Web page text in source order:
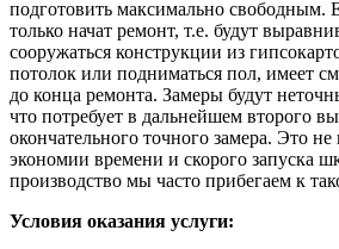
подготовить максимально свободным.
только начат ремонт, т.е. будут
сооружаться конструкции из
потолок или подниматься пол, имеет
до конца ремонта. Замеры будут
что потребует в дальнейшем второго
окончательного точного замера. Это
экономии времени и скорого запуска
производство мы часто прибегаем к
Условия оказания услуги: